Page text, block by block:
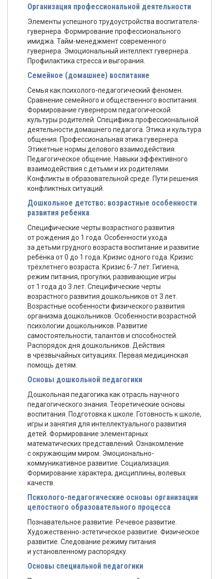
Организация профессиональной деятельности
Элементы успешного трудоустройства воспитателя-
гувернера. Формирование профессионального
имиджа. Тайм-менеджмент современного
гувернера. Эмоциональный интеллект гувернера.
Профилактика стресса и выгорания.
Семейное (домашнее) воспитание
Семья как психолого-педагогический феномен.
Сравнение семейного и общественного воспитания.
Формирование гувернером педагогической
культуры родителей. Специфика профессиональной
деятельности домашнего педагога. Этика и культура
общения. Профессиональная этика гувернера.
Этикетные нормы делового взаимодействия.
Педагогическое общение. Навыки эффективного
взаимодействия с детьми и их родителями.
Конфликты в образовательной среде. Пути решения
конфликтных ситуаций.
Дошкольное детство: возрастные особенности
развития ребенка
Специфические черты возрастного развития
от рождения до 1 года. Особенности ухода
за детьми грудного возраста воспитание и развитие
ребёнка от 0 до 1 года. Кризис одного года. Кризис
трёхлетнего возраста. Кризис 6-7 лет. Гигиена,
режим питания, прогулки, развивающие игры
от 1 года до 3 лет. Специфические черты
возрастного развития дошкольников от 3 лет.
Возрастные особенности физического развития
организма дошкольников. Особенности возрастной
психологии дошкольников. Развитие
самостоятельности, талантов и способностей.
Распорядок дня дошкольников. Действия
в чрезвычайных ситуациях. Первая медицинская
помощь детям.
Основы дошкольной педагогики
Дошкольная педагогика как отрасль научного
педагогического знания. Теоретические основы
воспитания. Подготовка к школе. Готовность к школе,
игры и занятия для интеллектуального развития
детей. Формирование элементарных
математических представлений. Oзнакомление
с окружающим миром. Эмоционально-
коммуникативное развитие. Социализация.
Формирование характера, дисциплины, волевых
качеств.
Психолого-педагогические основы организации
целостного образовательного процесса
Познавательное развитие. Речевое развитие.
Художественно-эстетическое развитие. Физическое
развитие. Следование режиму питания
и установленному распорядку.
Основы специальной педагогики